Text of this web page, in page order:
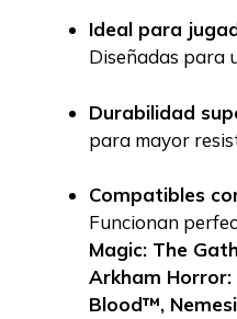
Ideal para
Diseñadas para
Durabilidad
para mayor
Compatibles
Funcionan
Magic: The
Arkham Horror:
Blood™,